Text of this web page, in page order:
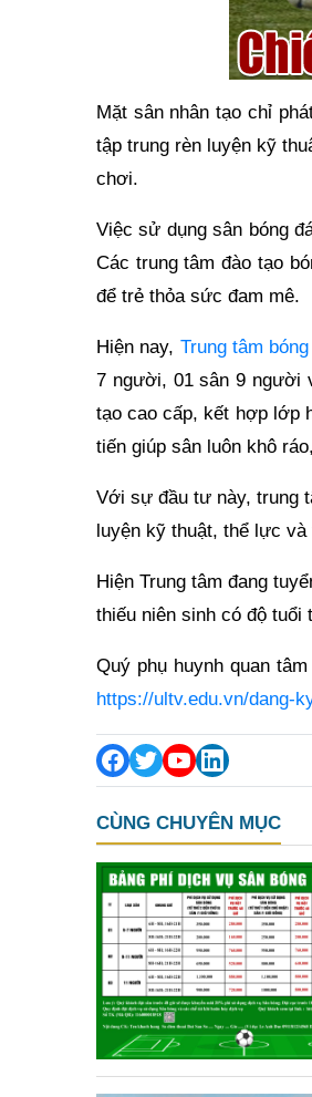
Mặt sân nhân tạo chỉ
tập trung rèn luyện kỹ
chơi.
Việc sử dụng sân bóng
Các trung tâm đào tạo
để trẻ thỏa sức đam mê.
Hiện nay, Trung tâm
7 người, 01 sân 9 người
tạo cao cấp, kết hợp lớp
tiến giúp sân luôn khô
Với sự đầu tư này, trung
luyện kỹ thuật, thể lực
Hiện Trung tâm đang
thiếu niên sinh có độ
Quý phụ huynh quan
https://ultv.edu.vn/dang-
CÙNG CHUYÊN MỤC